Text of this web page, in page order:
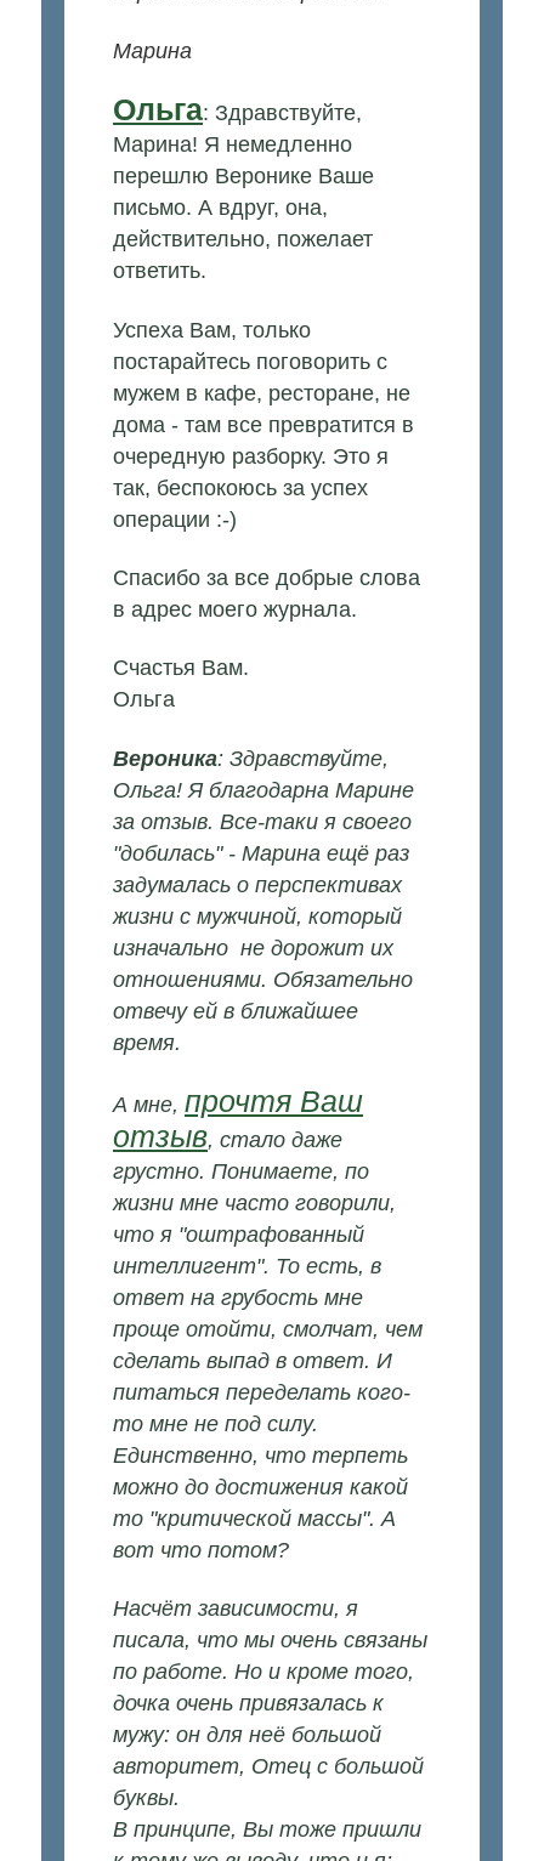
Марина
Ольга: Здравствуйте,
Марина! Я немедленно
перешлю Веронике Ваше
письмо. А вдруг, она,
действительно, пожелает
ответить.
Успеха Вам, только
постарайтесь поговорить с
мужем в кафе, ресторане, не
дома - там все превратится в
очередную разборку. Это я
так, беспокоюсь за успех
операции :-)
Спасибо за все добрые слова
в адрес моего журнала.
Счастья Вам.
Ольга
Вероника: Здравствуйте,
Ольга! Я благодарна Марине
за отзыв. Все-таки я своего
"добилась" - Марина ещё раз
задумалась о перспективах
жизни с мужчиной, который
изначально не дорожит их
отношениями. Обязательно
отвечу ей в ближайшее
время.
А мне, прочтя Ваш
отзыв, стало даже
грустно. Понимаете, по
жизни мне часто говорили,
что я "оштрафованный
интеллигент". То есть, в
ответ на грубость мне
проще отойти, смолчат, чем
сделать выпад в ответ. И
питаться переделать кого-
то мне не под силу.
Единственно, что терпеть
можно до достижения какой
то "критической массы". А
вот что потом?
Насчёт зависимости, я
писала, что мы очень связаны
по работе. Но и кроме того,
дочка очень привязалась к
мужу: он для неё большой
авторитет, Отец с большой
буквы.
В принципе, Вы тоже пришли